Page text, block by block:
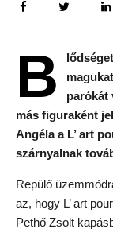
B
parókát
más figuraként
Angéla a L’ art
szárnyalnak
Repülő
az, hogy L’ art
Pethő Zsolt